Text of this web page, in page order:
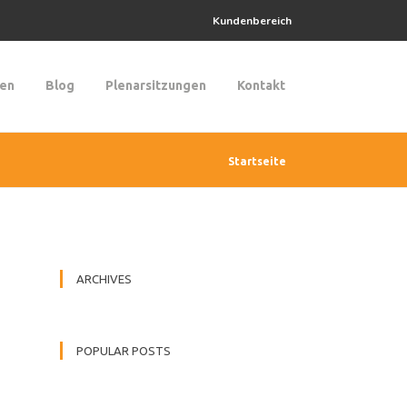
Kundenbereich
Blog Plenarsitzungen Kontakt
Startseite
ARCHIVES
POPULAR POSTS